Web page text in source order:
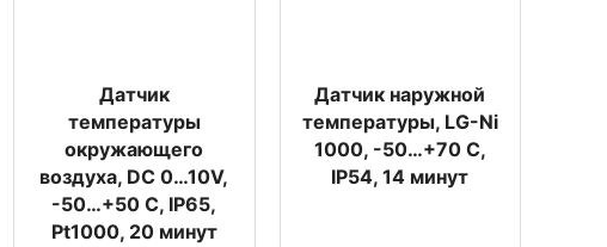
Датчик
температуры
окружающего
воздуха, DC 0…10V,
-50…+50 С, IP65,
Pt1000, 20 минут
Датчик наружной
температуры, LG-Ni
1000, -50…+70 С,
IP54, 14 минут